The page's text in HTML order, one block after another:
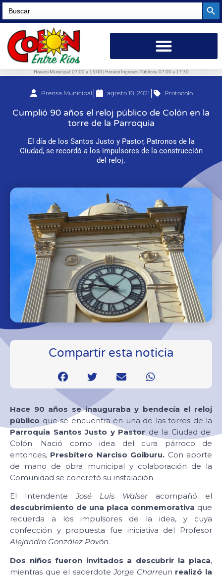
Search
for:
Horario Municipal: 07:00 a 13:00 | Horario Ingresos Públicos: 07:00 a 17:30
Prensa Municipal agosto 10, 2021 Protocolo
Cumplió 90 años el reloj público de Colón en la
torre de la Parroquia
El día de los Santos Justo y Pastor, Patronos de la
Ciudad, se recordó a los impulsores de la construcción
del reloj.
Compartir esta noticia
Hace 90 años se inauguraba y bendecía el reloj
público que se encuentra en una de las torres de la
Parroquia Santos Justo y Pastor de la Ciudad de
Colón. Nació como idea del cura párroco de
entonces, Presbítero Narciso Goiburu. Con aporte
de mano de obra municipal y colaboración de la
Comunidad se concretó su instalación.
El IntendenteJosé Luis Walseracompañó el
descubrimiento de una placa conmemorativa que
recuerda a los impulsores de la idea, y cuya
confección y propuesta fue iniciativa del Profesor
Alejandro González Pavón.
Dos niños fueron invitados a descubrir la placa,
mientras que el sacerdoteJorge Charreun realizó la